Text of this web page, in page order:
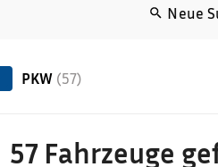
Neue
PKW (57)
57 Fahrzeuge